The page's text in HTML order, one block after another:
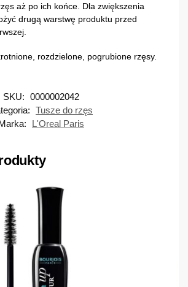
aż po ich końce. Dla zwiększenia
drugą warstwę produktu przed
rozdzielone, pogrubione rzęsy.
SKU: 0000002042
Tusze do rzęs
L'Oreal Paris